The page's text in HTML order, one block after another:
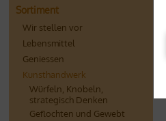
Sortiment
Wir stellen vor
Lebensmittel
Geniessen
Kunsthandwerk
Würfeln, Knobeln,
strategisch Denken
Geflochten und Gewebt